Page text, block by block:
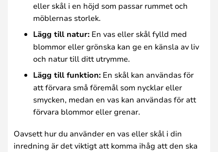
eller skål i en höjd som passar rummet och
möblernas storlek.
Lägg till natur: En vas eller skål fylld med
blommor eller grönska kan ge en känsla av liv
och natur till ditt utrymme.
Lägg till funktion: En skål kan användas för
att förvara små föremål som nycklar eller
smycken, medan en vas kan användas för att
förvara blommor eller grenar.
Oavsett hur du använder en vas eller skål i din
inredning är det viktigt att komma ihåg att den ska